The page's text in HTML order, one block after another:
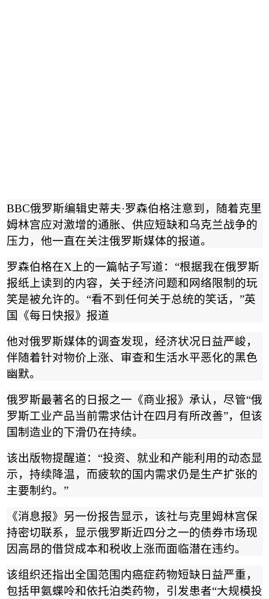
BBC俄罗斯编辑史蒂夫·罗森伯格注意到，随着克里
姆林宫应对激增的通胀、供应短缺和乌克兰战争的
压力，他一直在关注俄罗斯媒体的报道。
罗森伯格在X 上的一篇帖子写道： “根据我在俄罗斯
报纸上读到的内容，关于经济问题和网络限制的玩
笑是被允许的。 “看不到任何关于总统的笑话， ”英
国《每日快报》报道
他对俄罗斯媒体的调查发现，经济状况日益严峻，
伴随着针对物价上涨、审查和生活水平恶化的黑色
幽默。
俄罗斯最著名的日报之一《商业报》承认，尽管“俄
罗斯工业产品当前需求估计在四月有所改善”，但该
国制造业的下滑仍在持续。
该出版物提醒道： “投资、就业和产能利用的动态显
示，持续降温，而疲软的国内需求仍是生产扩张的
主要制约。 ”
《消息报》另一份报告显示，该社与克里姆林宫保
持密切联系，显示俄罗斯近四分之一的债券市场现
因高昂的借贷成本和税收上涨而面临潜在违约。
该组织还指出全国范围内癌症药物短缺日益严重，
包括甲氨蝶呤和依托泊类药物，引发患者“大规模投